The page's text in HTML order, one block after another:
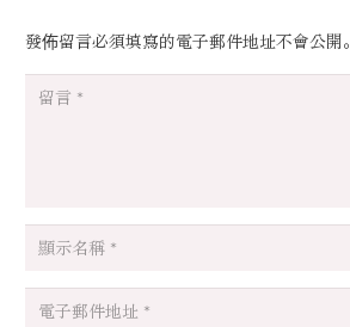
發佈留言必須填寫的電子郵件地址不會公開。